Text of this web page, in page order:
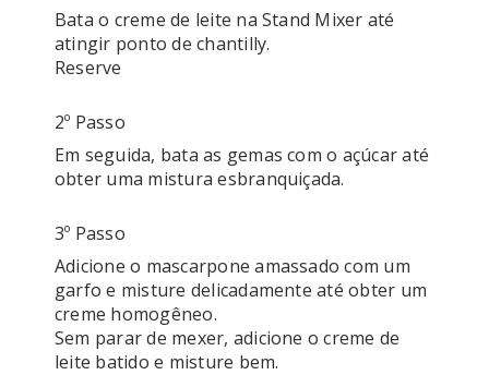
Bata o creme de leite na Stand Mixer até
atingir ponto de chantilly.
Reserve
2º Passo
Em seguida, bata as gemas com o açúcar até
obter uma mistura esbranquiçada.
3º Passo
Adicione o mascarpone amassado com um
garfo e misture delicadamente até obter um
creme homogêneo.
Sem parar de mexer, adicione o creme de
leite batido e misture bem.